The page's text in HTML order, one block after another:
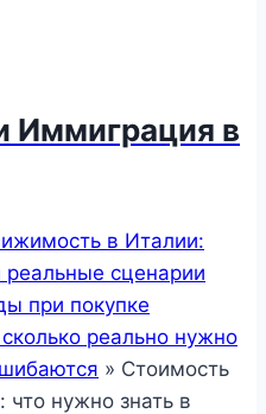
Иммиграция в
в Италии:
сценарии
при покупке
реально нужно
» Стоимость
что нужно знать в